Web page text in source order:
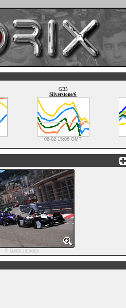
GB3
Silverstone/6
08-02 15:06 GMT
© Getty Images